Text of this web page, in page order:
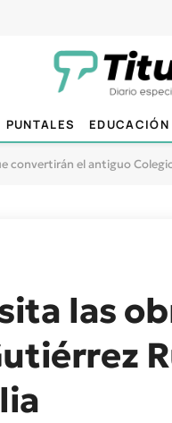
PUNTALES EDUCACIÓN
convertirán el antiguo
las